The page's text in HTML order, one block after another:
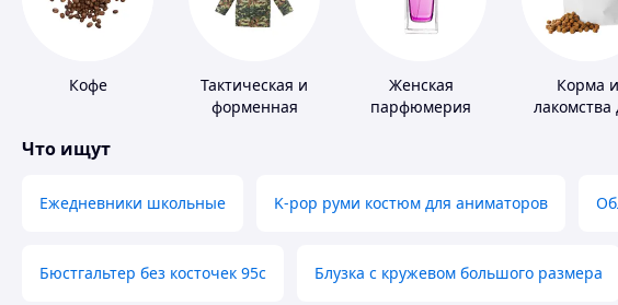
Кофе
Тактическая и
форменная
Женская
парфюмерия
Корма и
лакомства
Что ищут
Ежедневники школьные K-pop руми костюм для аниматоров
Бюстгальтер без косточек 95с Блузка с кружевом большого размера